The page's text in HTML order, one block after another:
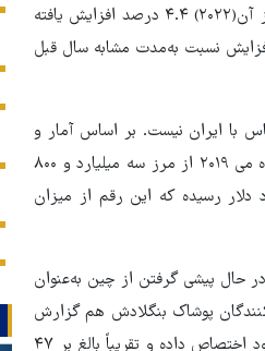
مجمع صادرکنندگان ترکیه، صادرات ترکیه در ماه مارس نسبت به‌ماه مشابه سال قبل از آن(۲۰۲۲) ۴.۴ درصد افزایش یافته
رسید، همچنین صادرات از ژانویه تا مارس ۲۰۲۳ با ۲.۵ درصد افزایش نسبت به‌مدت مشابه سال قبل
با ایران نیست. بر اساس آمار و
اطلاعات منتشر شده از طرف وزارت نساجی بنگلادش، صادرات پوشاک این کشور در ماه می ۲۰۱۹ از مرز سه میلیارد و ۸۰۰
و اکنون پس از گذشت چهار سال، این آمار به‌بیش از ۴۰ میلیارد دلار رسیده که این رقم از میزان
حال پیشی گرفتن از چین به‌عنوان
پوشاک بنگلادش هم گزارش
داده که پوشاک، بیش از ۸۰ درصد از کل صادرات این کشور را در سال مالی ۲۰۲۳ به‌خود اختصاص داده و تقریباً بالغ بر ۴۷